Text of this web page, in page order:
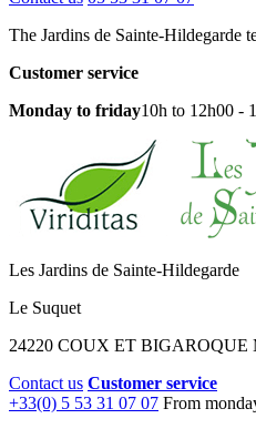
The Jardins de Sainte-Hildegarde
Customer service
Monday to friday10h to 12h00 -
Les Jardins de Sainte-Hildegarde
Le Suquet
24220 COUX ET BIGAROQUE
Contact us Customer service
+33(0) 5 53 31 07 07 From